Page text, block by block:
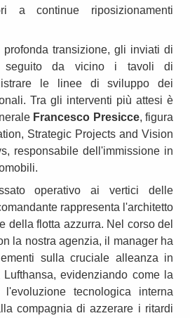
a continue riposizionamenti
profonda transizione, gli inviati di
seguito da vicino i tavoli di
le linee di sviluppo dei
Tra gli interventi più attesi è
Francesco Presicce, figura
Strategic Projects and Vision
responsabile dell'immissione in
operativo ai vertici delle
rappresenta l'architetto
della flotta azzurra. Nel corso del
la nostra agenzia, il manager ha
sulla cruciale alleanza in
evidenziando come la
tecnologica interna
compagnia di azzerare i ritardi